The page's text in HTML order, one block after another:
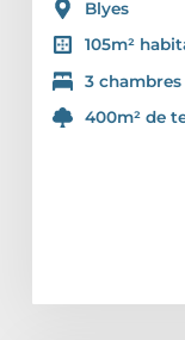
Blyes
105m²
3 chambres
400m² de